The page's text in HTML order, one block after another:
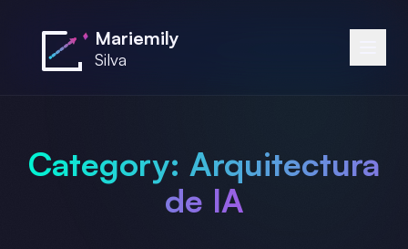
Mariemily
Silva
Category: Arquitectura
de IA